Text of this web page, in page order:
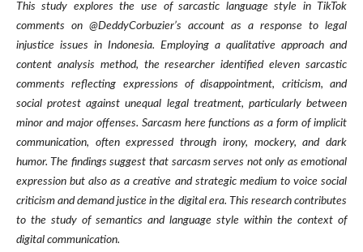
This study explores the use of sarcastic language style in TikTok
comments on @DeddyCorbuzier’s account as a response to legal
injustice issues in Indonesia. Employing a qualitative approach and
content analysis method, the researcher identified eleven sarcastic
comments reflecting expressions of disappointment, criticism, and
social protest against unequal legal treatment, particularly between
minor and major offenses. Sarcasm here functions as a form of implicit
communication, often expressed through irony, mockery, and dark
humor. The findings suggest that sarcasm serves not only as emotional
expression but also as a creative and strategic medium to voice social
criticism and demand justice in the digital era. This research contributes
to the study of semantics and language style within the context of
digital communication.